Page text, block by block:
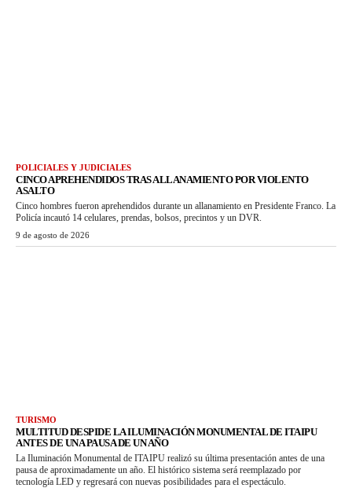
POLICIALES Y JUDICIALES
CINCO APREHENDIDOS TRAS ALLANAMIENTO POR VIOLENTO
ASALTO
Cinco hombres fueron aprehendidos durante un allanamiento en Presidente Franco. La
Policía incautó 14 celulares, prendas, bolsos, precintos y un DVR.
9 de agosto de 2026
TURISMO
MULTITUD DESPIDE LA ILUMINACIÓN MONUMENTAL DE ITAIPU
ANTES DE UNA PAUSA DE UN AÑO
La Iluminación Monumental de ITAIPU realizó su última presentación antes de una
pausa de aproximadamente un año. El histórico sistema será reemplazado por
tecnología LED y regresará con nuevas posibilidades para el espectáculo.